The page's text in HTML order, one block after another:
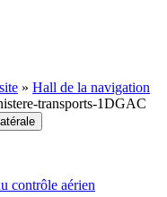
» Hall de la navigation
transports-1DGAC
contrôle aérien